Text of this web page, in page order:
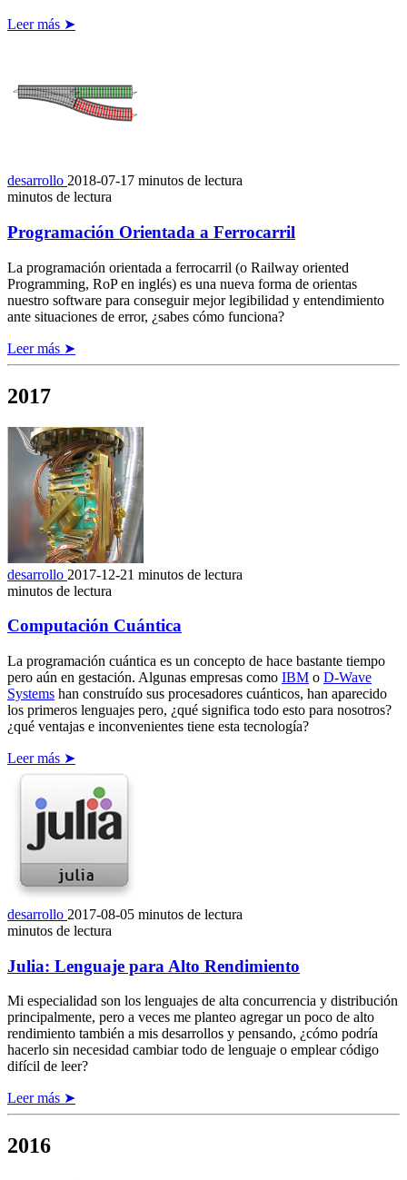
Leer más ➤
desarrollo 2018-07-17 minutos de lectura
minutos de lectura
Programación Orientada a Ferrocarril
La programación orientada a ferrocarril (o Railway oriented
Programming, RoP en inglés) es una nueva forma de orientas
nuestro software para conseguir mejor legibilidad y entendimiento
ante situaciones de error, ¿sabes cómo funciona?
Leer más ➤
2017
desarrollo 2017-12-21 minutos de lectura
minutos de lectura
Computación Cuántica
La programación cuántica es un concepto de hace bastante tiempo
pero aún en gestación. Algunas empresas como IBM o D-Wave
Systems han construído sus procesadores cuánticos, han aparecido
los primeros lenguajes pero, ¿qué significa todo esto para nosotros?
¿qué ventajas e inconvenientes tiene esta tecnología?
Leer más ➤
desarrollo 2017-08-05 minutos de lectura
minutos de lectura
Julia: Lenguaje para Alto Rendimiento
Mi especialidad son los lenguajes de alta concurrencia y distribución
principalmente, pero a veces me planteo agregar un poco de alto
rendimiento también a mis desarrollos y pensando, ¿cómo podría
hacerlo sin necesidad cambiar todo de lenguaje o emplear código
difícil de leer?
Leer más ➤
2016